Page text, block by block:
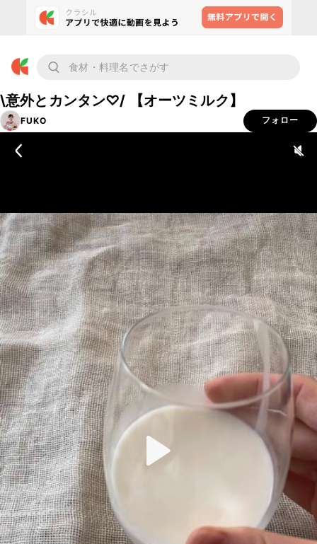
\意外とカンタン♡/ 【オーツミルク】
FUKO フォロー